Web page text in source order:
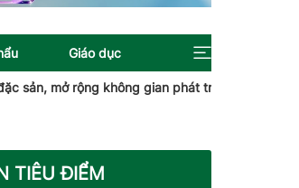
Giáo dục
mở rộng không gian phát triển
TIÊU ĐIỂM